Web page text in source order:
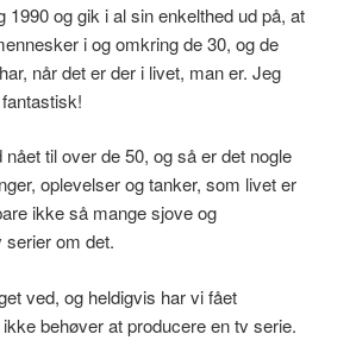
1990 og gik i al sin enkelthed ud på, at
i og omkring de 30, og de
når det er der i livet, man er. Jeg
nået til over de 50, og så er det nogle
oplevelser og tanker, som livet er
ikke så mange sjove og
om det.
ved, og heldigvis har vi fået
behøver at producere en tv serie.